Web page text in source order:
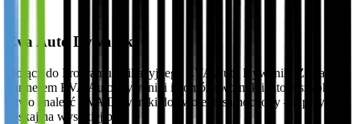
Eva Auto Dywaniki
Dołącz do Programu Afiliacyjnego EVA Auto Dywaniki Zostań
partnerem EVA Auto Dywaniki i pomóż swoim klientom szybko i
łatwo znaleźć EVA Dywaniki do swojego samochody – a przy tym
zyskaj na wysokiej p…